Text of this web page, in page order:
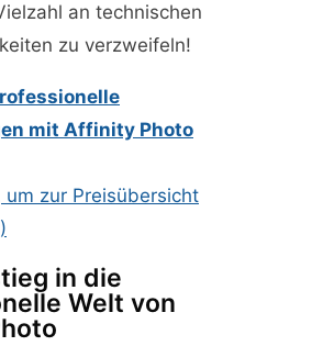
an technischen
zu verzweifeln!
mit Affinity Photo
um zur Preisübersicht
in die
Welt von